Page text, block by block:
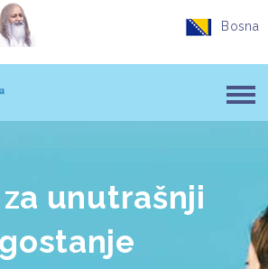
Bosna
unutrašnji